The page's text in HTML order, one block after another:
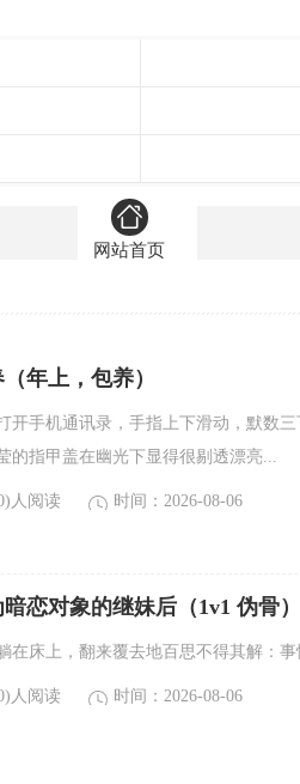
网站首页
年上，包养）
开手机通讯录，手指上下滑动，默数
的指甲盖在幽光下显得很剔透漂亮...
人阅读 时间：2026-08-06
恋对象的继妹后（1v1 伪骨）
在床上，翻来覆去地百思不得其解：
人阅读 时间：2026-08-06